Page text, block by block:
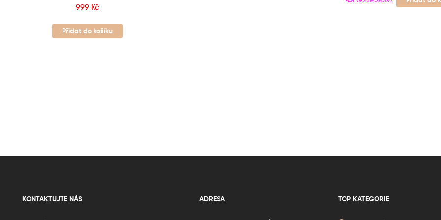
999 Kč
Přidat do košíku
KONTAKTUJTE NÁS ADRESA TOP KATEGORIE